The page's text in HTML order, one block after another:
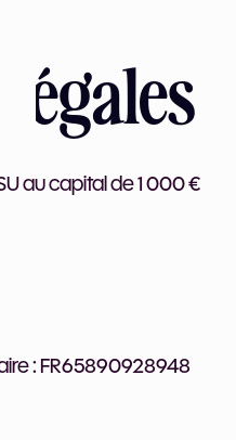
au capital de 1 000 €
: FR65890928948